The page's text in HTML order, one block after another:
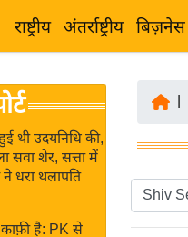
राष्ट्रीय अंतर्राष्ट्रीय बिज़नेस
थी उदयनिधि की,
सवा शेर, सत्ता में
धरा थलापति
काफ़ी है: PK से